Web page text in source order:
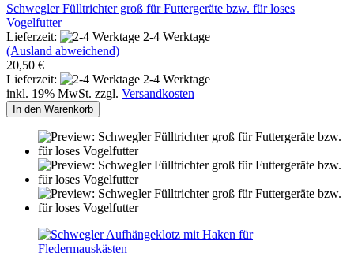
Schwegler Fülltrichter groß für Futtergeräte bzw. für loses
Vogelfutter
Lieferzeit:
2-4 Werktage
(Ausland abweichend)
20,50 €
Lieferzeit:
2-4 Werktage
inkl. 19% MwSt. zzgl. Versandkosten
In den Warenkorb